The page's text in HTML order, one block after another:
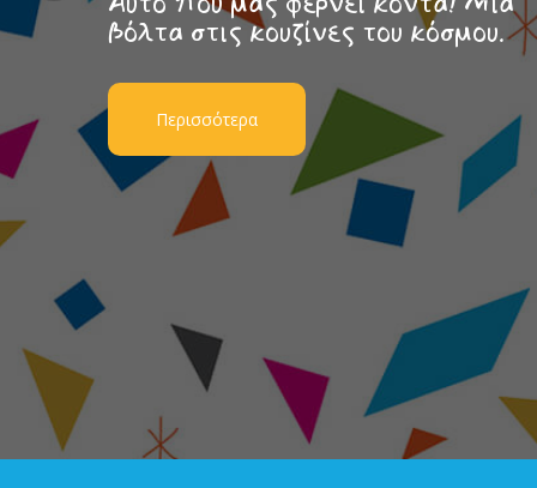
βόλτα στις κουζίνες του κόσμου.
Περισσότερα